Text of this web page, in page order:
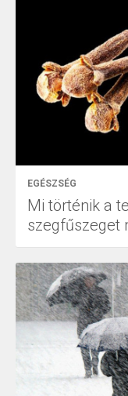
EGÉSZSÉG
Mi történik a
szegfűszeget